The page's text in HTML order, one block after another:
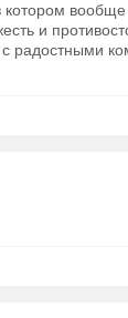
котором
и
с радостными